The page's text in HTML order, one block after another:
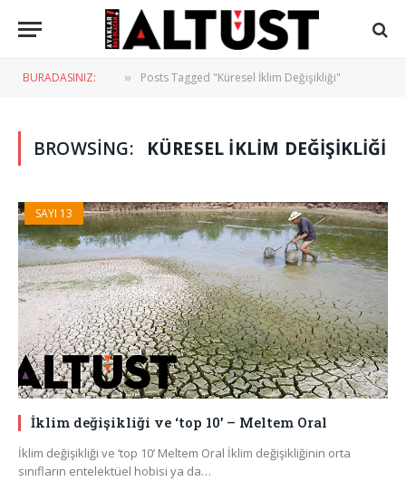
BURADASINIZ: » Posts Tagged "Küresel İklim Değişikliği"
BROWSING: KÜRESEL İKLIM DEĞIŞIKLIĞI
SAYI 13
İklim değişikliği ve ‘top 10’ – Meltem Oral
İklim değişikliği ve ‘top 10’ Meltem Oral İklim değişikliğinin orta
sınıfların entelektüel hobisi ya da…